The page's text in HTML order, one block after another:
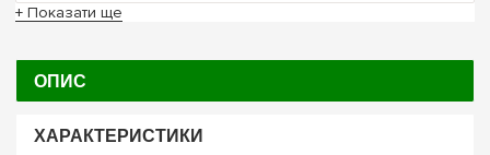
+ Показати ще
ОПИС
ХАРАКТЕРИСТИКИ